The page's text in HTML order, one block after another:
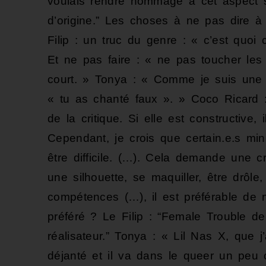
d’origine.” Les choses à ne pas dire
Filip : un truc du genre : « c’est quoi
Et ne pas faire : « ne pas toucher les
court. » Tonya : « Comme je suis une
« tu as chanté faux ». » Coco Ricard
de la critique. Si elle est constructive,
Cependant, je crois que certain.e.s
être difficile. (…). Cela demande une
une silhouette, se maquiller, être
compétences (…), il est préférable de
préféré ? Le Filip : “Female Trouble
réalisateur.” Tonya : « Lil Nas X, que
déjanté et il va dans le queer un peu